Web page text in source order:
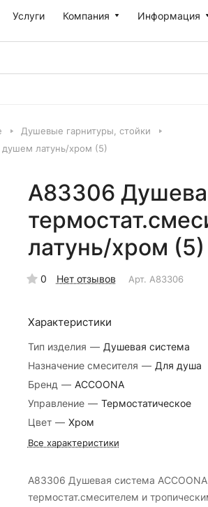
Услуги Компания Информация
Душевые гарнитуры, стойки
душем латунь/хром (5)
A83306
латунь/хром (5)
0 Нет отзывов Арт. A83306
Характеристики
Тип изделия — Душевая система
Назначение смесителя — Для душа
Бренд — ACCOONA
Управление — Термостатическое
Цвет — Хром
Все характеристики
A83306 Душевая система
термостат.смесителем и